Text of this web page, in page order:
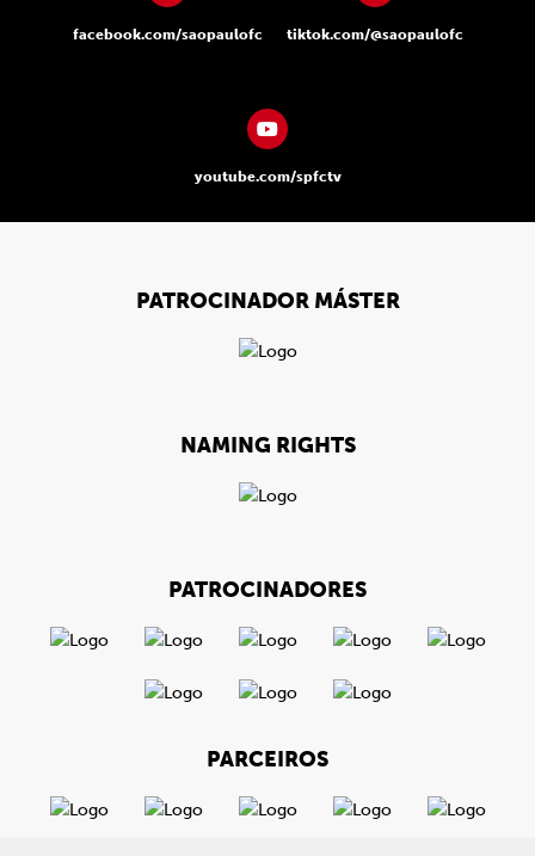
facebook.com/saopaulofc tiktok.com/@saopaulofc
youtube.com/spfctv
PATROCINADOR MÁSTER
NAMING RIGHTS
PATROCINADORES
PARCEIROS